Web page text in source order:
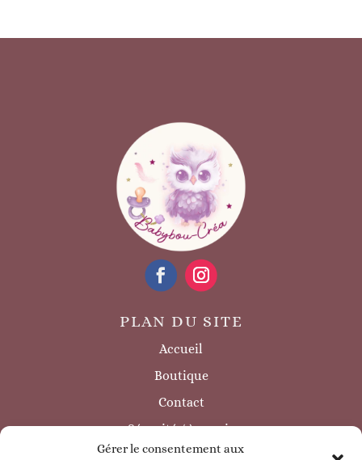
Gérer le consentement aux
PLAN DU SITE
Accueil
Boutique
Contact
Sécurité / à savoir
INFORMATIONS LÉGALES